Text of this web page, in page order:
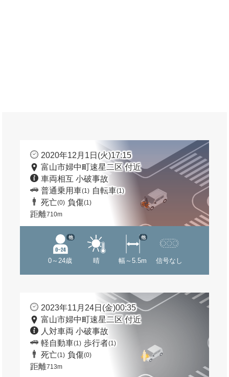
2020年12月1日(火)17:15
富山市婦中町速星二区 付近
車両相互 小破事故
普通乗用車(1) 自転車(1)
死亡(0) 負傷(1)
距離710m
0～24歳
他
晴 幅～5.5m
他
信号なし
2023年11月24日(金)00:35
富山市婦中町速星二区 付近
人対車両 小破事故
軽自動車(1) 歩行者(1)
死亡(1) 負傷(0)
距離713m